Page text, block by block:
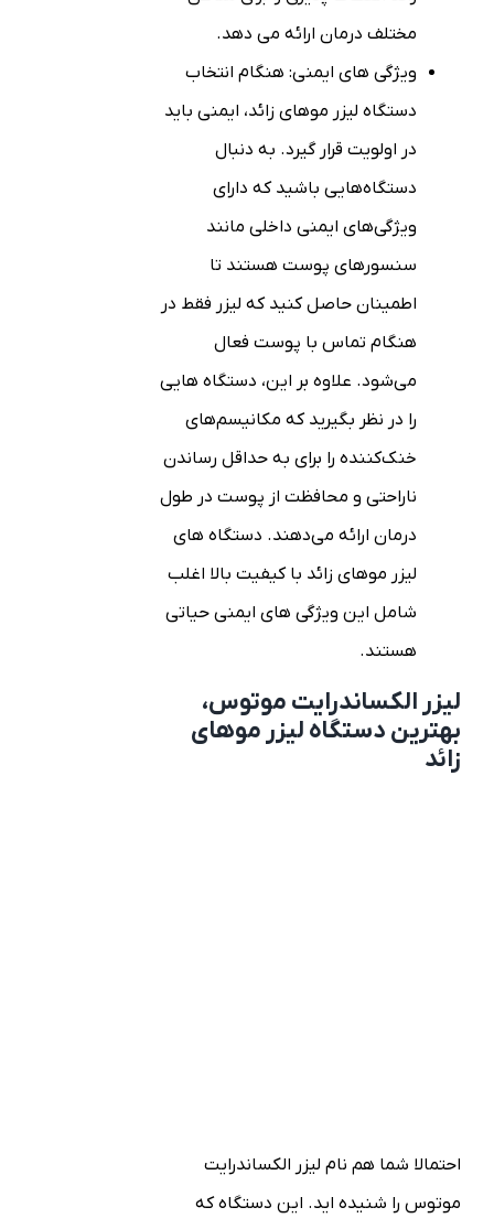
مختلف درمان ارائه می دهد.
ویژگی های ایمنی: هنگام انتخاب
دستگاه لیزر موهای زائد، ایمنی باید
در اولویت قرار گیرد. به دنبال
دستگاه‌هایی باشید که دارای
ویژگی‌های ایمنی داخلی مانند
سنسورهای پوست هستند تا
اطمینان حاصل کنید که لیزر فقط در
هنگام تماس با پوست فعال
می‌شود. علاوه بر این، دستگاه هایی
را در نظر بگیرید که مکانیسم‌های
خنک‌کننده را برای به حداقل رساندن
ناراحتی و محافظت از پوست در طول
درمان ارائه می‌دهند. دستگاه های
لیزر موهای زائد با کیفیت بالا اغلب
شامل این ویژگی های ایمنی حیاتی
هستند.
لیزر الکساندرایت موتوس،
بهترین دستگاه لیزر موهای
زائد
احتمالا شما هم نام لیزر الکساندرایت
موتوس را شنیده اید. این دستگاه که